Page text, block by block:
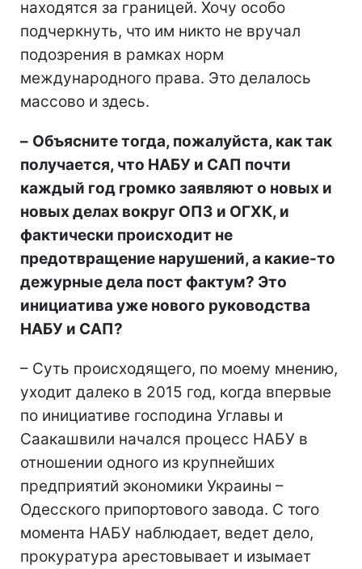
находятся за границей. Хочу особо
подчеркнуть, что им никто не вручал
подозрения в рамках норм
международного права. Это делалось
массово и здесь.
– Объясните тогда, пожалуйста, как так
получается, что НАБУ и САП почти
каждый год громко заявляют о новых и
новых делах вокруг ОПЗ и ОГХК, и
фактически происходит не
предотвращение нарушений, а какие-то
дежурные дела пост фактум? Это
инициатива уже нового руководства
НАБУ и САП?
– Суть происходящего, по моему мнению,
уходит далеко в 2015 год, когда впервые
по инициативе господина Углавы и
Саакашвили начался процесс НАБУ в
отношении одного из крупнейших
предприятий экономики Украины –
Одесского припортового завода. С того
момента НАБУ наблюдает, ведет дело,
прокуратура арестовывает и изымает